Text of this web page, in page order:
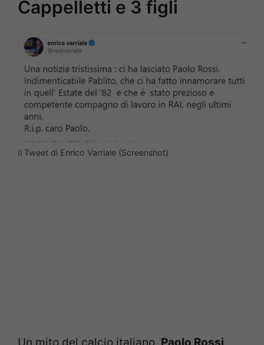
Cappelletti e 3 figli
Il Tweet di Enrico Varriale (Screenshot)